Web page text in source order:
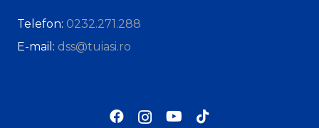
Telefon: 0232.271.288
E-mail: dss@tuiasi.ro